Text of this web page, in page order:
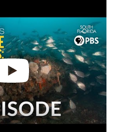
Play video